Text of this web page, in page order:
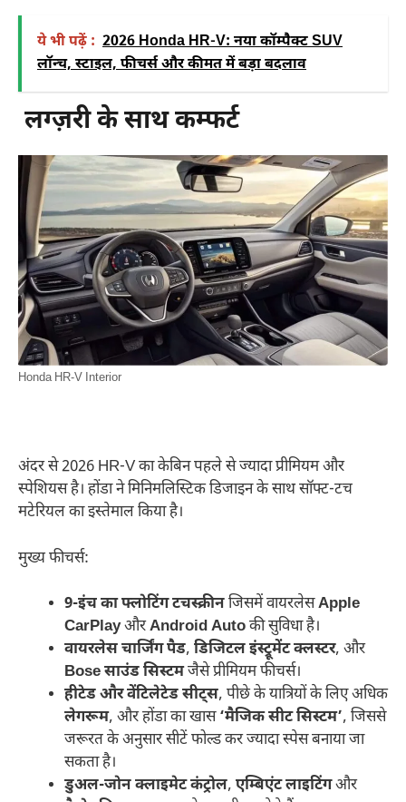
ये भी पढ़ें : 2026 Honda HR-V: नया कॉम्पैक्ट SUV
लॉन्च, स्टाइल, फीचर्स और कीमत में बड़ा बदलाव
लग्ज़री के साथ कम्फर्ट
Honda HR-V Interior
अंदर से 2026 HR-V का केबिन पहले से ज्यादा प्रीमियम और
स्पेशियस है। होंडा ने मिनिमलिस्टिक डिजाइन के साथ सॉफ्ट-टच
मटेरियल का इस्तेमाल किया है।
मुख्य फीचर्स:
9-इंच का फ्लोटिंग टचस्क्रीनजिसमें वायरलेसApple
CarPlayऔरAndroid Autoकी सुविधा है।
वायरलेस चार्जिंग पैड, डिजिटल इंस्ट्रूमेंट क्लस्टर, और
Bose साउंड सिस्टमजैसे प्रीमियम फीचर्स।
हीटेड और वेंटिलेटेड सीट्स, पीछे के यात्रियों के लिए अधिक
लेगरूम, और होंडा का खास‘मैजिक सीट सिस्टम’, जिससे
जरूरत के अनुसार सीटें फोल्ड कर ज्यादा स्पेस बनाया जा
सकता है।
डुअल-जोन क्लाइमेट कंट्रोल, एम्बिएंट लाइटिंगऔर